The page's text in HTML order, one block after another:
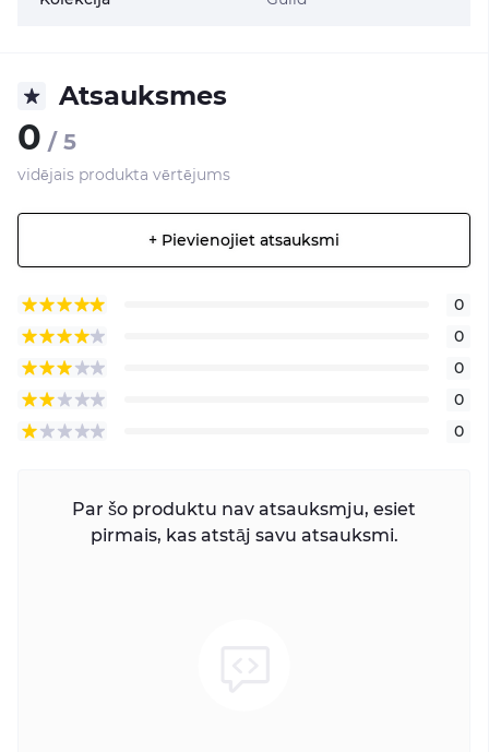
Atsauksmes
0 / 5
vidējais produkta vērtējums
+ Pievienojiet atsauksmi
0
0
0
0
0
Par šo produktu nav atsauksmju, esiet
pirmais, kas atstāj savu atsauksmi.